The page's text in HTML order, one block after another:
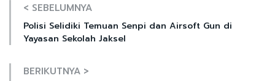
< SEBELUMNYA
Polisi Selidiki Temuan Senpi dan Airsoft Gun di
Yayasan Sekolah Jaksel
BERIKUTNYA >